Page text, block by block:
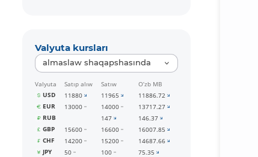
Valyuta kursları
almaslaw shaqapshasında
Valyuta Satıp alıw Satıw
O‘zb MB
USD
11880 11965
11886.72
EUR
13000 14000
13717.27
RUB
147
146.37
GBP
15600 16600
16007.85
CHF
14200 15200
14687.66
JPY
50 100 75.35